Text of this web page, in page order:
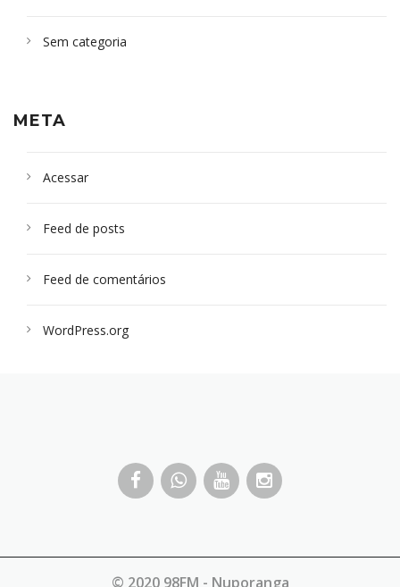
Sem categoria
META
Acessar
Feed de posts
Feed de comentários
WordPress.org
© 2020 98FM - Nuporanga